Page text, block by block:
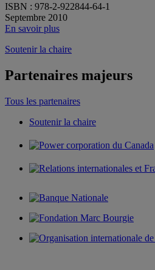
ISBN : 978-2-922844-64-1
Septembre 2010
En savoir plus
Soutenir la chaire
Partenaires majeurs
Tous les partenaires
Soutenir la chaire